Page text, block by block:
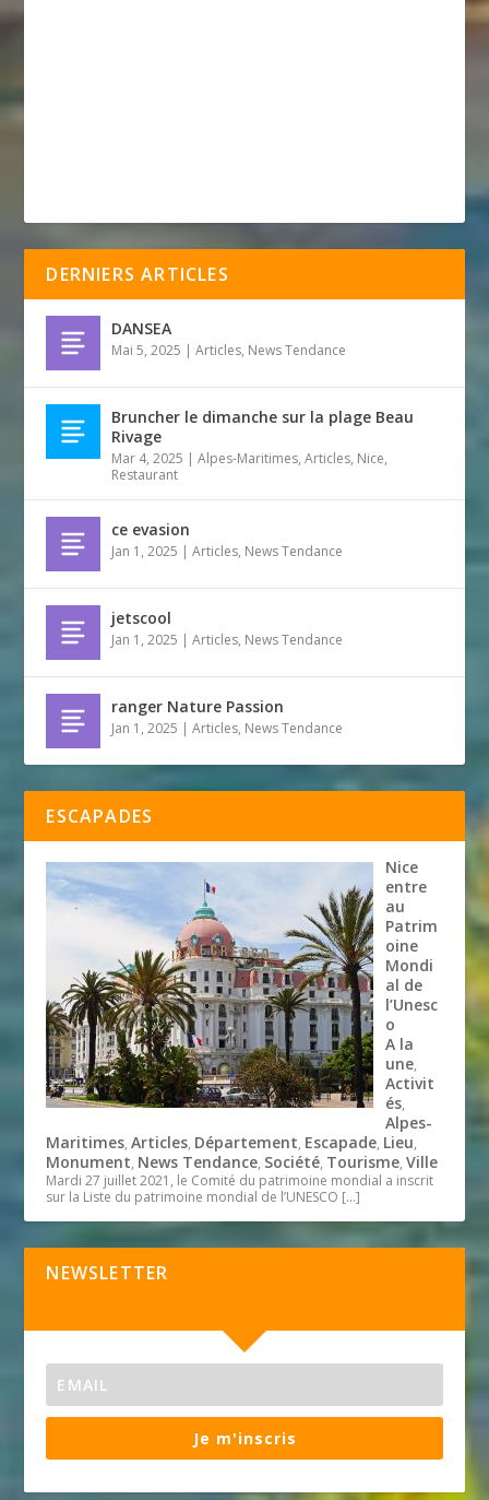
DERNIERS ARTICLES
DANSEA
Mai 5, 2025 |Articles, News Tendance
Bruncher le dimanche sur la plage Beau
Rivage
Mar 4, 2025 |Alpes-Maritimes,Articles, Nice,
Restaurant
ce evasion
Jan 1, 2025 |Articles, News Tendance
jetscool
Jan 1, 2025 |Articles, News Tendance
ranger Nature Passion
Jan 1, 2025 |Articles, News Tendance
ESCAPADES
Nice
entre
au
Patrim
oine
Mondi
al de
l’Unesc
o
A la
une,
Activit
és,
Alpes-
Maritimes,Articles, Département, Escapade, Lieu,
Monument, News Tendance, Société, Tourisme,Ville
Mardi 27 juillet 2021, le Comité du patrimoine mondial a inscrit
sur la Liste du patrimoine mondial de l’UNESCO […]
NEWSLETTER
Je m'inscris